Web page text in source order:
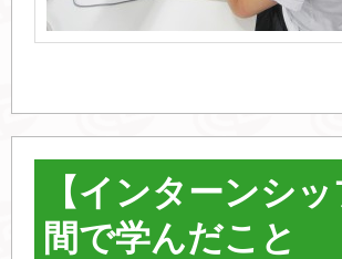
【インターンシ
間で学んだこと